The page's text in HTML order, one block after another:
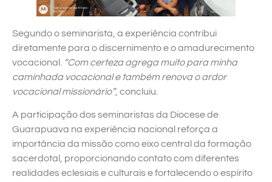
Segundo o seminarista, a experiência contribui
diretamente para o discernimento e o amadurecimento
vocacional.
“Com certeza agrega muito para minha
caminhada vocacional e também renova o ardor
vocacional missionário”, concluiu.
A participação dos seminaristas da Diocese de
Guarapuava na experiência nacional reforça a
importância da missão como eixo central da formação
sacerdotal, proporcionando contato com diferentes
realidades eclesiais e culturais e fortalecendo o espírito